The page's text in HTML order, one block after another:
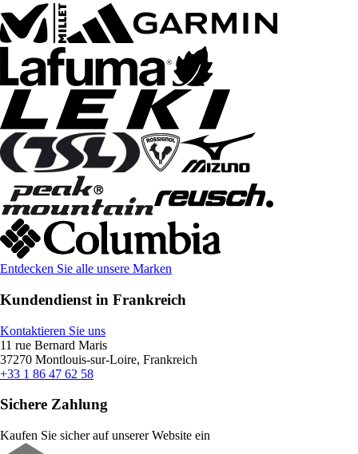
Entdecken Sie alle unsere Marken
Kundendienst in Frankreich
Kontaktieren Sie uns
11 rue Bernard Maris
37270 Montlouis-sur-Loire, Frankreich
+33 1 86 47 62 58
Sichere Zahlung
Kaufen Sie sicher auf unserer Website ein